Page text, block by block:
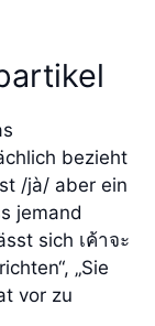
bezieht
/jà/ aber ein
jemand
sich เค้าจะ
„Sie
vor zu